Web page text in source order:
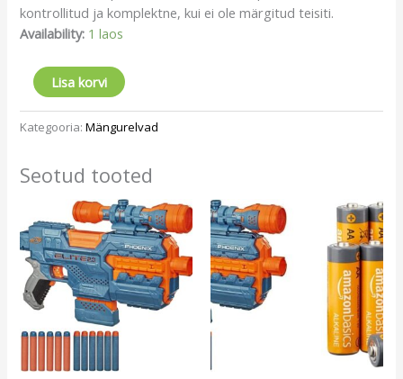
kontrollitud ja komplektne, kui ei ole märgitud teisiti.
Availability: 1 laos
Lisa korvi
Kategooria:Mängurelvad
Seotud tooted